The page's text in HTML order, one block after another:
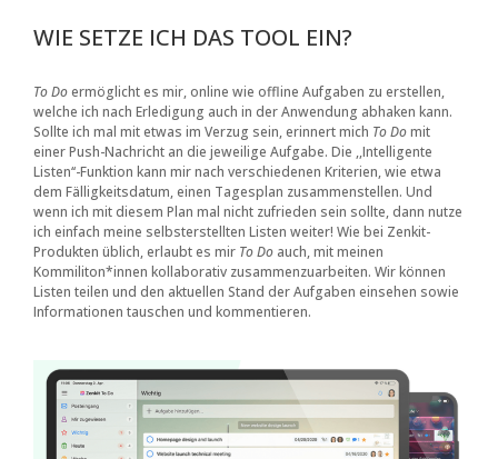
WIE SETZE ICH DAS TOOL EIN?
To Doermöglicht es mir, online wie offline Aufgaben zu erstellen,
welche ich nach Erledigung auch in der Anwendung abhaken kann.
Sollte ich mal mit etwas im Verzug sein, erinnert mich To Domit
einer Push-Nachricht an die jeweilige Aufgabe. Die ,,Intelligente
Listen‘‘-Funktion kann mir nach verschiedenen Kriterien, wie etwa
dem Fälligkeitsdatum, einen Tagesplan zusammenstellen. Und
wenn ich mit diesem Plan mal nicht zufrieden sein sollte, dann nutze
ich einfach meine selbsterstellten Listen weiter! Wie bei Zenkit-
Produkten üblich, erlaubt es mir To Do auch, mit meinen
Kommiliton*innen kollaborativ zusammenzuarbeiten. Wir können
Listen teilen und den aktuellen Stand der Aufgaben einsehen sowie
Informationen tauschen und kommentieren.